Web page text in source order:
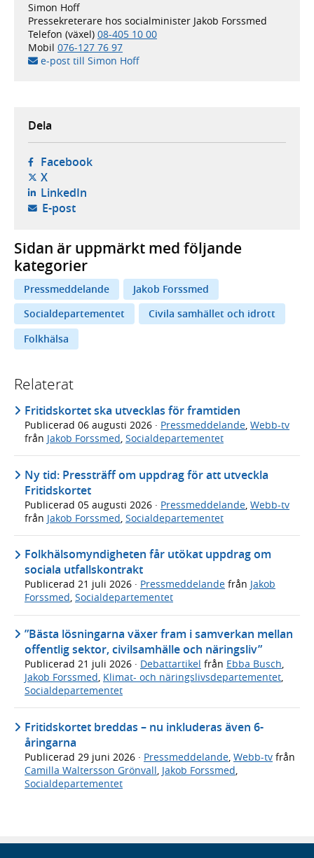
Simon Hoff
Pressekreterare hos socialminister Jakob Forssmed
Telefon (växel) 08-405 10 00
Mobil 076-127 76 97
e-post till Simon Hoff
Dela
Facebook- öppnas i ny flik, extern webbplats,
X- öppnas i ny flik, extern webbplats,
LinkedIn- öppnas i ny flik, extern webbplats,
E-post- öppnar din e-postklient,
Sidan är uppmärkt med följande
kategorier
Pressmeddelande
Jakob Forssmed
Socialdepartementet
Civila samhället och idrott
Folkhälsa
Relaterat
Fritidskortet ska utvecklas för framtiden
Publicerad 06 augusti 2026 · Pressmeddelande, Webb-tv
från Jakob Forssmed, Socialdepartementet
Ny tid: Pressträff om uppdrag för att utveckla
Fritidskortet
Publicerad 05 augusti 2026 · Pressmeddelande Webb-tv
från Jakob Forssmed Socialdepartementet
Folkhälsomyndigheten får utökat uppdrag om
sociala utfallskontrakt
Publicerad 21 juli 2026 · Pressmeddelande från Jakob
Forssmed, Socialdepartementet
”Bästa lösningarna växer fram i samverkan mellan
offentlig sektor, civilsamhälle och näringsliv”
Publicerad 21 juli 2026 · Debattartikel från Ebba Busch,
Jakob Forssmed, Klimat- och näringslivsdepartementet,
Socialdepartementet
Fritidskortet breddas – nu inkluderas även 6-
åringarna
Publicerad 29 juni 2026 · Pressmeddelande Webb-tv från
Camilla Waltersson Grönvall Jakob Forssmed
Socialdepartementet